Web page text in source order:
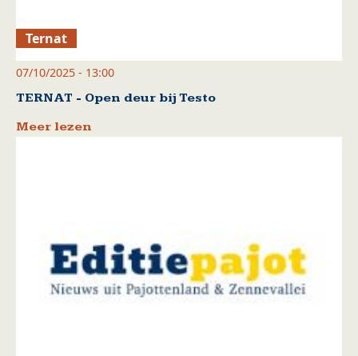
Ternat
07/10/2025 - 13:00
TERNAT - Open deur bij Testo
Meer lezen